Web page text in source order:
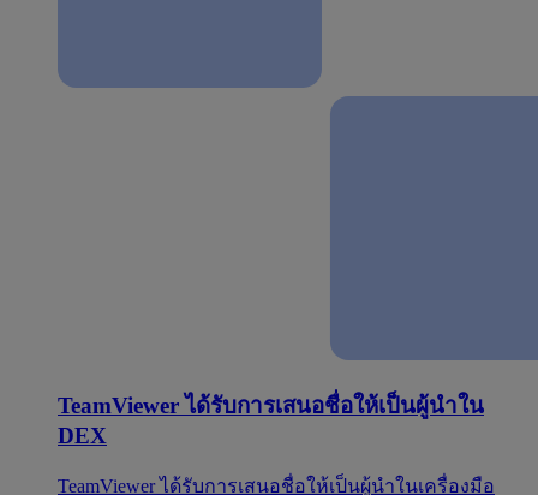
TeamViewer ได้รับการเสนอชื่อให้เป็นผู้นำใน
DEX
TeamViewer ได้รับการเสนอชื่อให้เป็นผู้นำในเครื่องมือ